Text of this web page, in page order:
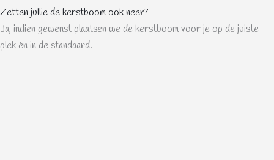
Zetten jullie de kerstboom ook neer?
Ja, indien gewenst plaatsen we de kerstboom voor je op de juiste
plek én in de standaard.